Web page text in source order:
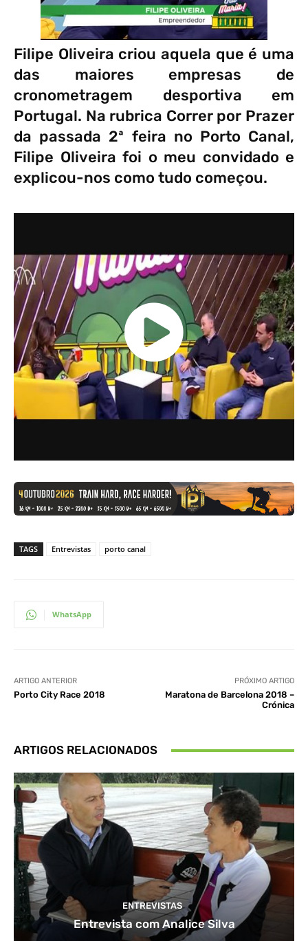
Filipe Oliveira criou aquela que é uma
das maiores empresas de
cronometragem desportiva em
Portugal. Na rubrica Correr por Prazer
da passada 2ª feira no Porto Canal,
Filipe Oliveira foi o meu convidado e
explicou-nos como tudo começou.
TAGS Entrevistas porto canal
WhatsApp
ARTIGO ANTERIOR
Porto City Race 2018
PRÓXIMO ARTIGO
Maratona de Barcelona 2018 –
Crónica
ARTIGOS RELACIONADOS
ENTREVISTAS
Entrevista com Analice Silva